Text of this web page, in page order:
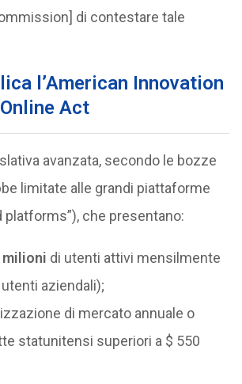
di contestare tale
l’American Innovation
Act
avanzata, secondo le bozze
limitate alle grandi piattaforme
platforms”), che presentano:
di utenti attivi mensilmente
aziendali);
di mercato annuale o
statunitensi superiori a $ 550